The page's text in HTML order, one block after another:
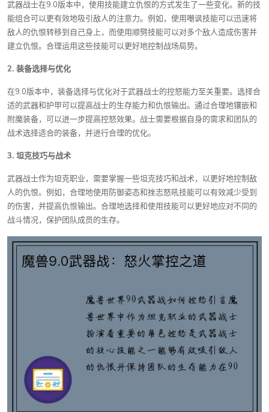
武器战士在9.0版本中，使用技能建立仇恨的方式发生了一些变化。新的技
能组合可以更有效地吸引敌人的注意力。例如，使用嘲讽技能可以迅速将
敌人的仇恨转移到自己身上，而使用顺劈技能可以对多个敌人造成伤害并
建立仇恨。合理运用这些技能可以更好地控制战场局势。
2. 装备选择与优化
在9.0版本中，装备选择与优化对于武器战士的控怒能力至关重要。选择合
适的武器和护甲可以提高战士的生存能力和仇恨输出。通过合理地镶嵌和
附魔装备，可以进一步提高控怒效果。战士需要根据自身的需求和团队的
战术选择适合的装备，并进行合理的优化。
3. 坦克技巧与战术
武器战士作为坦克职业，需要掌握一些坦克技巧和战术，以更好地控制敌
人的仇恨。例如，合理地使用防御姿态和挫志怒吼技能可以有效减少受到
的伤害，并提高仇恨输出。合理地选择和使用技能可以更好地应对不同的
战斗情况，保护团队成员的生存。